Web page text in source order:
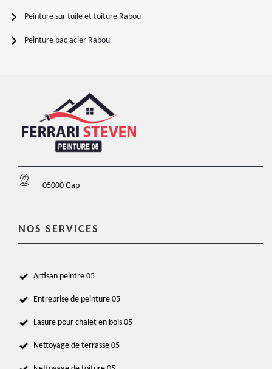
Peinture sur tuile et toiture Rabou
Peinture bac acier Rabou
05000 Gap
NOS SERVICES
Artisan peintre 05
Entreprise de peinture 05
Lasure pour chalet en bois 05
Nettoyage de terrasse 05